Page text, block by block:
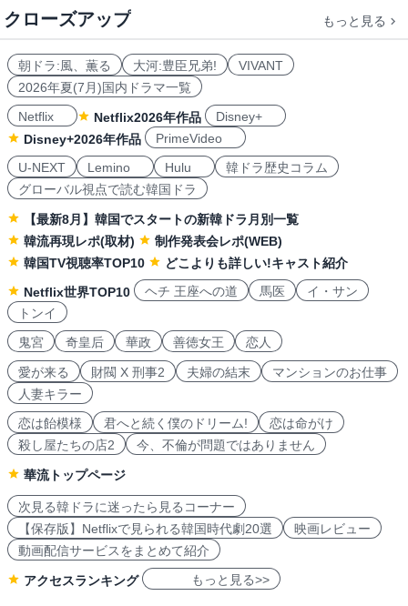
クローズアップ もっと見る
朝ドラ:風、薫る 大河:豊臣兄弟!
VIVANT
2026年夏(7月)国内ドラマ一覧
Netflix
Netflix2026年作品
Disney+
Disney+2026年作品
PrimeVideo
U-NEXT
Lemino Hulu
韓ドラ歴史コラム
グローバル視点で読む韓国ドラ
【最新8月】韓国でスタートの新韓ドラ月別一覧
韓流再現レポ(取材)
制作発表会レポ(WEB)
韓国TV視聴率TOP10
どこよりも詳しい!キャスト紹介
Netflix世界TOP10
ヘチ 王座への道 馬医
イ・サン
トンイ
鬼宮
奇皇后 華政 善徳女王 恋人
愛が来る 財閥 X 刑事2 夫婦の結末
マンションのお仕事
人妻キラー
恋は飴模様
君へと続く僕のドリーム!
恋は命がけ
殺し屋たちの店2
今、不倫が問題ではありません
華流トップページ
次見る韓ドラに迷ったら見るコーナー
【保存版】Netflixで見られる韓国時代劇20選
映画レビュー
動画配信サービスをまとめて紹介
アクセスランキング もっと見る>>